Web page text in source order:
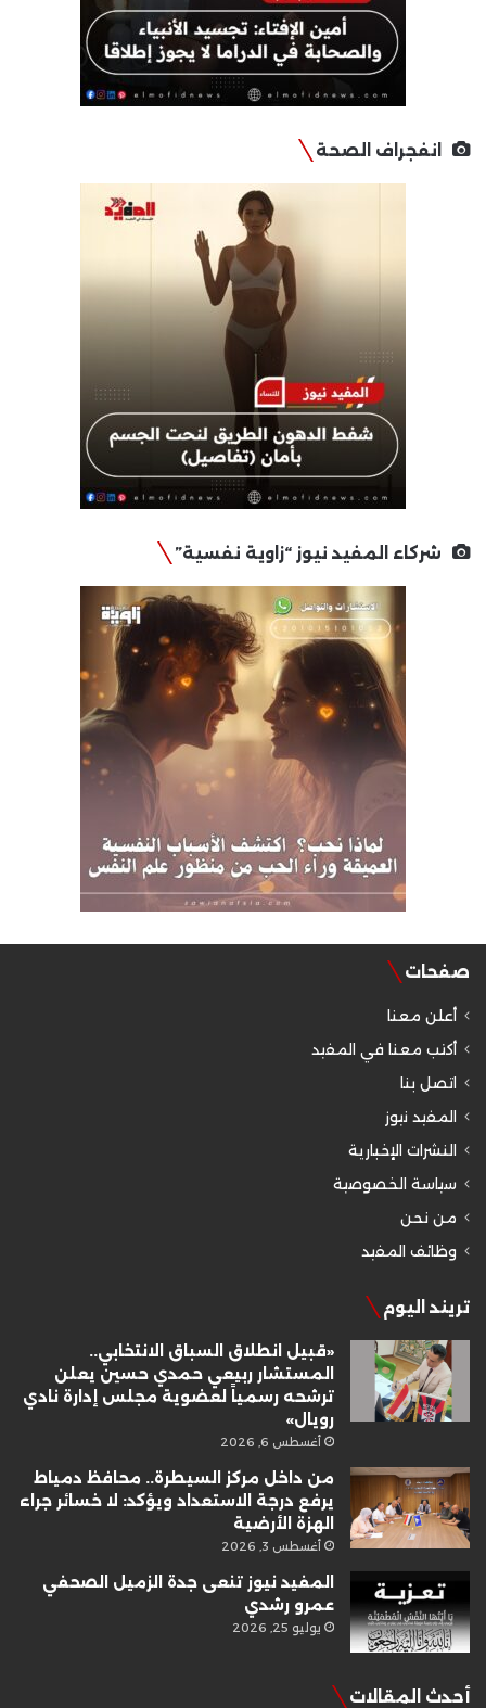
انفجراف الصحة
شركاء المفيد نيوز “زاوية نفسية”
صفحات
أعلن معنا
أكتب معنا في المفيد
اتصل بنا
المفيد نيوز
النشرات الإخبارية
سياسة الخصوصية
من نحن
وظائف المفيد
تريند اليوم
«قبيل انطلاق السباق الانتخابي..
المستشار ربيعي حمدي حسين يعلن
ترشحه رسمياً لعضوية مجلس إدارة نادي
رويال»
أغسطس 6, 2026
من داخل مركز السيطرة.. محافظ دمياط
يرفع درجة الاستعداد ويؤكد: لا خسائر جراء
الهزة الأرضية
أغسطس 3, 2026
المفيد نيوز تنعى جدة الزميل الصحفي
عمرو رشدي
يوليو 25, 2026
أحدث المقالات